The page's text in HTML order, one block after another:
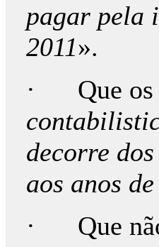
pagar pela
2011».
· Que os
decorre
aos anos
· Que não